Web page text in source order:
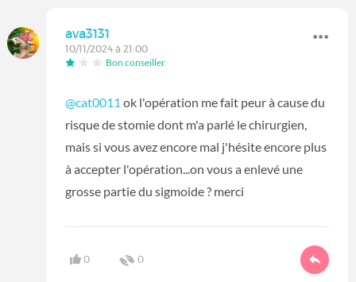
ava3131
10/11/2024 à 21:00
Bon conseiller
@cat0011 ok l'opération me fait peur à cause du
risque de stomie dont m'a parlé le chirurgien,
mais si vous avez encore mal j'hésite encore plus
à accepter l'opération...on vous a enlevé une
grosse partie du sigmoide ? merci
0 0